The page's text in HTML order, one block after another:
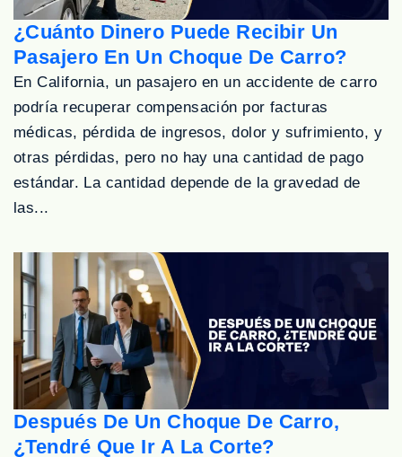
¿Cuánto Dinero Puede Recibir Un
Pasajero En Un Choque De Carro?
En California, un pasajero en un accidente de carro
podría recuperar compensación por facturas
médicas, pérdida de ingresos, dolor y sufrimiento, y
otras pérdidas, pero no hay una cantidad de pago
estándar. La cantidad depende de la gravedad de
las...
Después De Un Choque De Carro,
¿Tendré Que Ir A La Corte?